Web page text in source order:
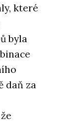
které
byla
daň za